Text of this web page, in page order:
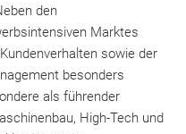
den
Marktes
sowie der
besonders
als führender
High-Tech und